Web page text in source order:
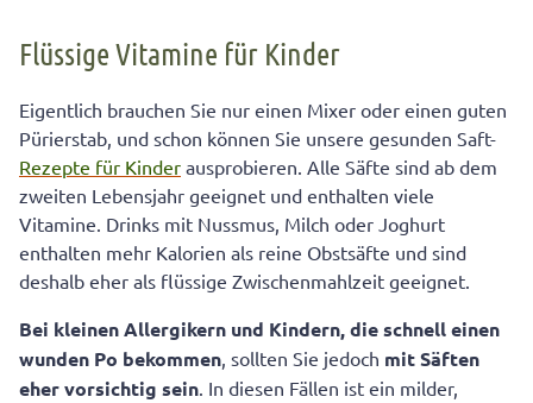
Flüssige Vitamine für Kinder
Eigentlich brauchen Sie nur einen Mixer oder einen guten
Pürierstab, und schon können Sie unsere gesunden Saft-
Rezepte für Kinder ausprobieren. Alle Säfte sind ab dem
zweiten Lebensjahr geeignet und enthalten viele
Vitamine. Drinks mit Nussmus, Milch oder Joghurt
enthalten mehr Kalorien als reine Obstsäfte und sind
deshalb eher als flüssige Zwischenmahlzeit geeignet.
Bei kleinen Allergikern und Kindern, die schnell einen
wunden Po bekommen, sollten Sie jedoch mit Säften
eher vorsichtig sein. In diesen Fällen ist ein milder,